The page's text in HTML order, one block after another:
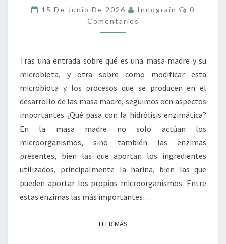
Y
COMO
USARLAS
15 De Junio De 2026 Innograin
0
Comentarios
Tras una entrada sobre qué es una masa madre y su
microbiota, y otra sobre como modificar esta
microbiota y los procesos que se producen en el
desarrollo de las masa madre, seguimos ocn aspectos
importantes ¿Qué pasa con la hidrólisis enzimática?
En la masa madre no solo actúan los
microorganismos, sino también las enzimas
presentes, bien las que aportan los ingredientes
utilizados, principalmente la harina, bien las que
pueden aportar los propios microorganismos. Entre
estas enzimas las más importantes…
LEER MÁSLEER MÁS